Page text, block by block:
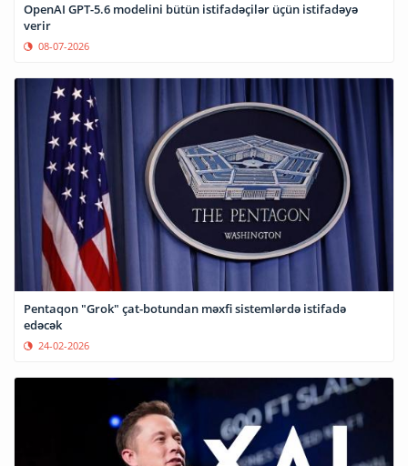
OpenAI GPT-5.6 modelini bütün istifadəçilər üçün istifadəyə
verir
08-07-2026
Pentaqon "Grok" çat-botundan məxfi sistemlərdə istifadə
edəcək
24-02-2026